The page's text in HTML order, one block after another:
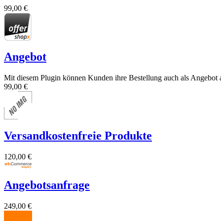
99,00 €
Angebot
Mit diesem Plugin können Kunden ihre Bestellung auch als Angebot
99,00 €
Versandkostenfreie Produkte
120,00 €
Angebotsanfrage
249,00 €